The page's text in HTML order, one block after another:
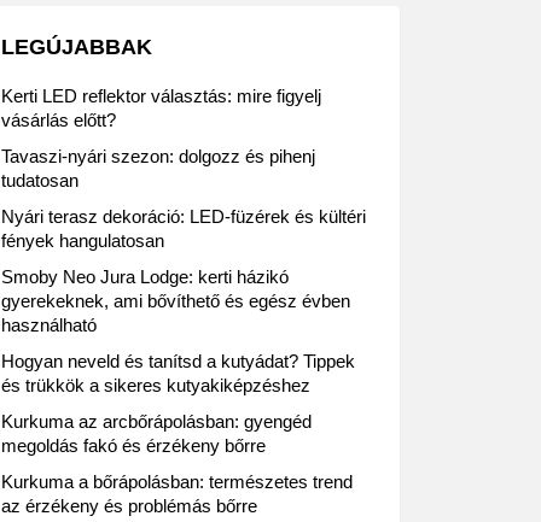
LEGÚJABBAK
Kerti LED reflektor választás: mire figyelj
vásárlás előtt?
Tavaszi-nyári szezon: dolgozz és pihenj
tudatosan
Nyári terasz dekoráció: LED-füzérek és kültéri
fények hangulatosan
Smoby Neo Jura Lodge: kerti házikó
gyerekeknek, ami bővíthető és egész évben
használható
Hogyan neveld és tanítsd a kutyádat? Tippek
és trükkök a sikeres kutyakiképzéshez
Kurkuma az arcbőrápolásban: gyengéd
megoldás fakó és érzékeny bőrre
Kurkuma a bőrápolásban: természetes trend
az érzékeny és problémás bőrre